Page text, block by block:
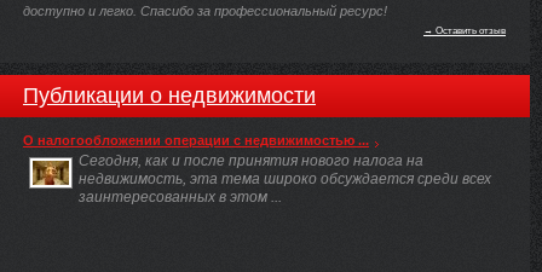
доступно и легко. Спасибо за профессиональный ресурс!
→ Оставить отзыв
Публикации о недвижимости
О налогообложении операции с недвижимостью ...
Сегодня, как и после принятия нового налога на
недвижимость, эта тема широко обсуждается среди всех
заинтересованных в этом ...